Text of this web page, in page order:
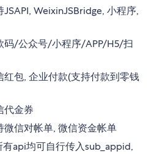
JSAPI, WeixinJSBridge, 小程序,
码/公众号/小程序/APP/H5/扫
红包, 企业付款(支持付款到零钱
代金券
微信对帐单, 微信资金帐单
有api均可自行传入sub_appid,